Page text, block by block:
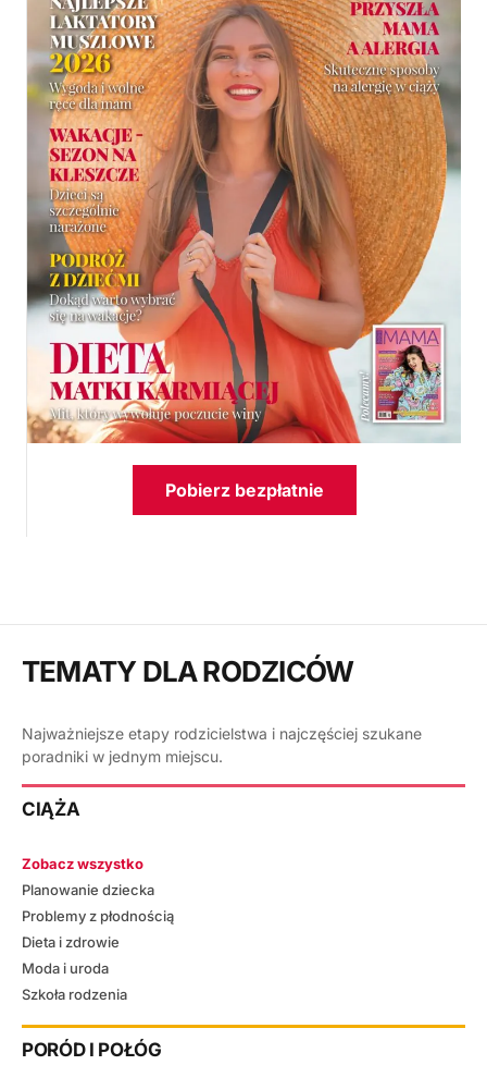
Pobierz bezpłatnie
TEMATY DLA RODZICÓW
Najważniejsze etapy rodzicielstwa i najczęściej szukane
poradniki w jednym miejscu.
CIĄŻA
Zobacz wszystko
Planowanie dziecka
Problemy z płodnością
Dieta i zdrowie
Moda i uroda
Szkoła rodzenia
PORÓD I POŁÓG